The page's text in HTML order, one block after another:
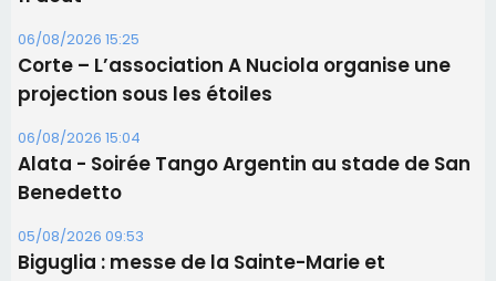
05/08/2026 09:53
Biguglia : messe de la Sainte-Marie et
procession le 14 août
Les plus lus
Éclipse du 12 août : Où s'installer en Corse pour
profiter pleinement du spectacle ?